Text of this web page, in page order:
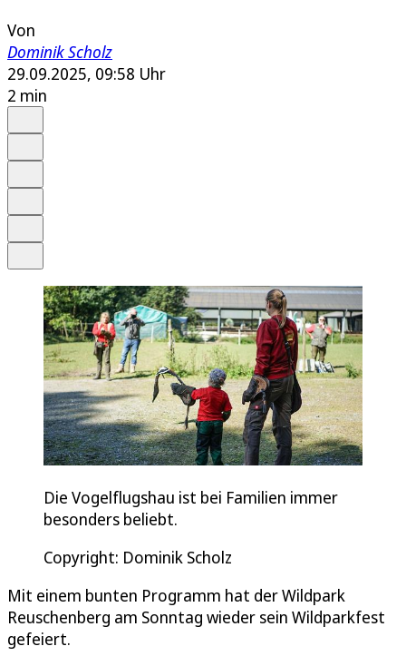
Von
Dominik Scholz
29.09.2025, 09:58 Uhr
2 min
Die Vogelflugshau ist bei Familien immer
besonders beliebt.
Copyright: Dominik Scholz
Mit einem bunten Programm hat der Wildpark
Reuschenberg am Sonntag wieder sein Wildparkfest
gefeiert.